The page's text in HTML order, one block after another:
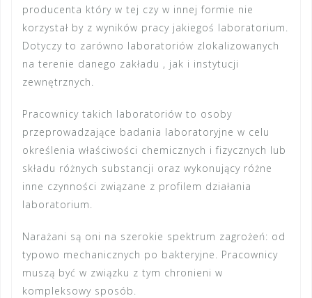
producenta który w tej czy w innej formie nie
korzystał by z wyników pracy jakiegoś laboratorium.
Dotyczy to zarówno laboratoriów zlokalizowanych
na terenie danego zakładu , jak i instytucji
zewnętrznych.
Pracownicy takich laboratoriów to osoby
przeprowadzające badania laboratoryjne w celu
określenia właściwości chemicznych i fizycznych lub
składu różnych substancji oraz wykonujący różne
inne czynności związane z profilem działania
laboratorium.
Narażani są oni na szerokie spektrum zagrożeń: od
typowo mechanicznych po bakteryjne. Pracownicy
muszą być w związku z tym chronieni w
kompleksowy sposób.